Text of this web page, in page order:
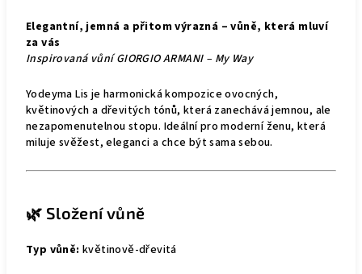
Elegantní, jemná a přitom výrazná – vůně, která mluví
za vás
Inspirovaná vůní GIORGIO ARMANI – My Way
Yodeyma Lis je harmonická kompozice ovocných,
květinových a dřevitých tónů, která zanechává jemnou, ale
nezapomenutelnou stopu. Ideální pro moderní ženu, která
miluje svěžest, eleganci a chce být sama sebou.
🌿 Složení vůně
Typ vůně: květinově-dřevitá